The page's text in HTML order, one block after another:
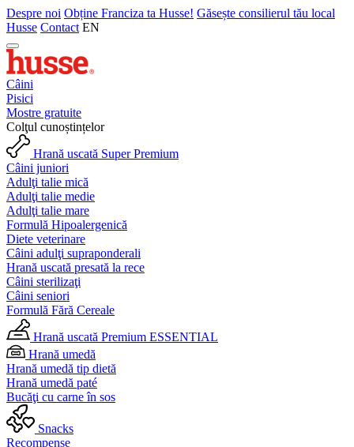
Despre noi Obține Franciza ta Husse! Găsește consilierul tău local
Husse Contact EN
Câini
Pisici
Mostre gratuite
Colţul cunoștințelor
Hrană uscată Super Premium
Câini juniori
Adulţi talie mică
Adulţi talie medie
Adulţi talie mare
Formulă Hipoalergenică
Diete veterinare
Câini adulţi supraponderali
Hrană uscată presată la rece
Câini sterilizaţi
Câini seniori
Formulă Fără Cereale
Hrană uscată Premium ESSENTIAL
Hrană umedă
Hrană umedă tip dietă
Hrană umedă paté
Bucăţi cu carne în sos
Snacks
Recompense